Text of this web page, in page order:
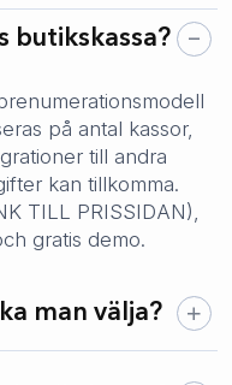
butikskassa?
på antal kassor,
till andra
kan tillkomma.
TILL PRISSIDAN),
gratis demo.
man välja?